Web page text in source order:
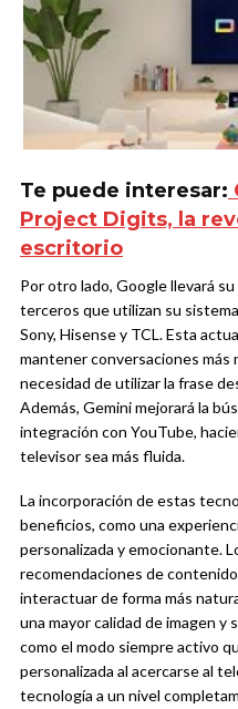
Te puede interesar:
Project Digits, la
escritorio
Por otro lado, Google llevará
terceros que utilizan su
Sony, Hisense y TCL. Esta
mantener conversaciones
necesidad de utilizar la frase
Además, Gemini mejorará la
integración con YouTube,
televisor sea más fluida.
La incorporación de estas
beneficios, como una
personalizada y emocionante.
recomendaciones de
interactuar de forma más
una mayor calidad de imagen y
como el modo siempre activo
personalizada al acercarse al
tecnología a un nivel